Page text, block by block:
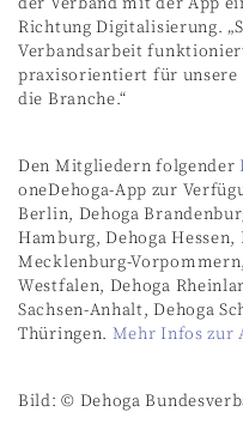
Richtung Digitalisierung.
Verbandsarbeit
praxisorientiert für
die Branche.“
Den Mitgliedern folgender
oneDehoga-App zur
Berlin, Dehoga
Hamburg, Dehoga Hessen,
Mecklenburg-
Westfalen, Dehoga
Sachsen-Anhalt, Dehoga
Thüringen. Mehr Infos zur
Bild: © Dehoga